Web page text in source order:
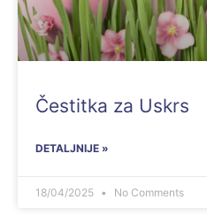
Čestitka za Uskrs
DETALJNIJE »
18/04/2025 No Comments